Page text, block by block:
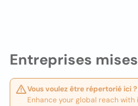
Entreprises
Vous voulez être répertorié ici ?
Enhance your global reach with